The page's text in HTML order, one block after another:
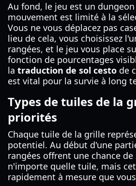
Au fond, le jeu est un
mouvement est limité à la
Vous ne vous déplacez pas
lieu de cela, vous choisissez
rangées, et le jeu vous place
fonction de pourcentages
la traduction de sol cesto de
est vital pour la survie à long
Types de tuiles de la
priorités
Chaque tuile de la grille
potentiel. Au début d'une
rangées offrent une chance de
n'importe quelle tuile, mais
rapidement à mesure que